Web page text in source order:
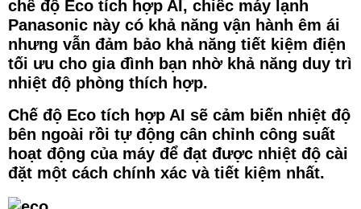
chế độ Eco tích hợp AI, chiếc máy lạnh
Panasonic này có khả năng vận hành êm ái
nhưng vẫn đảm bảo khả năng tiết kiệm điện
tối ưu cho gia đình bạn nhờ khả năng duy trì
nhiệt độ phòng thích hợp.
Chế độ Eco tích hợp AI sẽ cảm biến nhiệt độ
bên ngoài rồi tự động cân chỉnh công suất
hoạt động của máy để đạt được nhiệt độ cài
đặt một cách chính xác và tiết kiệm nhất.